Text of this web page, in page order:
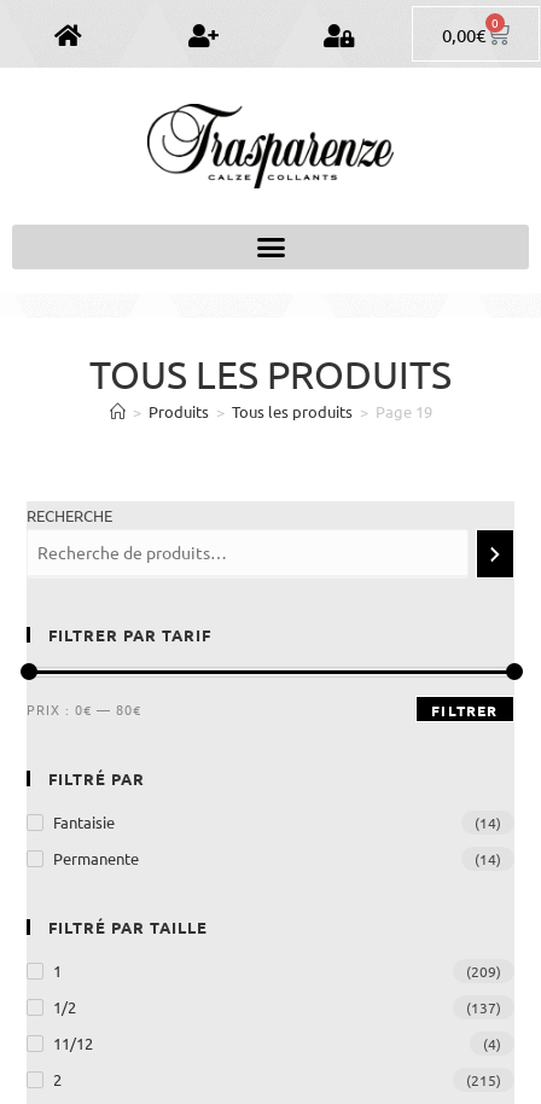
0,00€ 0
TOUS LES PRODUITS
> Produits > Tous les produits > Page 19
RECHERCHE
FILTRER PAR TARIF
FILTRER
PRIX :0€ —80€
FILTRÉ PAR
Fantaisie (14)
Permanente (14)
FILTRÉ PAR TAILLE
1 (209)
1/2 (137)
11/12 (4)
2 (215)